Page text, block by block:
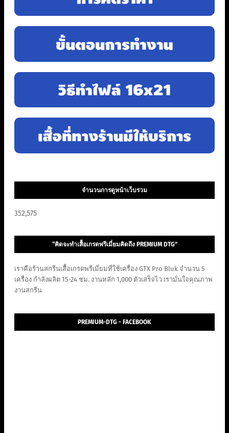
จำนวนการดูหน้าเว็บรวม
352,575
“คิดจะทำเสื้อเกรดพรีเมี่ยมคิดถึง PREMIUM DTG”
เราคือร้านสกรีนเสื้อเกรดพรีเมี่ยมที่ใช้เครื่อง GTX Pro Bluk จำนวน 5
เครื่อง กำลังผลิต 15-24 ชม. งานหลัก 1,000 ตัวเสร็จไว เรามั่นใจคุณภาพ
งานสกรีน
PREMIUM-DTG - FACEBOOK